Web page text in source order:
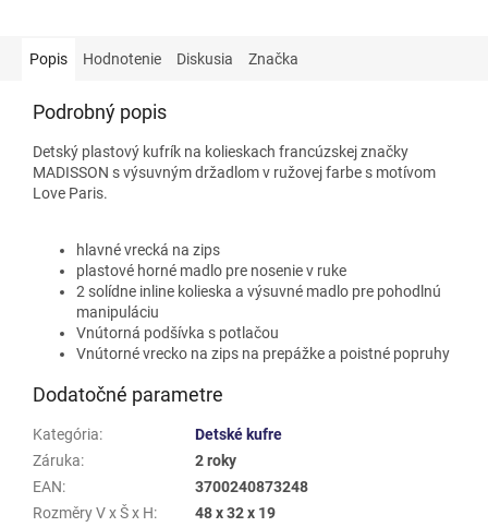
Popis Hodnotenie Diskusia Značka
Podrobný popis
Detský plastový kufrík na kolieskach francúzskej značky
MADISSON s výsuvným držadlom v ružovej farbe s motívom
Love Paris.
hlavné vrecká na zips
plastové horné madlo pre nosenie v ruke
2 solídne inline kolieska a výsuvné madlo pre pohodlnú
manipuláciu
Vnútorná podšívka s potlačou
Vnútorné vrecko na zips na prepážke a poistné popruhy
Dodatočné parametre
Kategória:
Detské kufre
Záruka:
2 roky
EAN:
3700240873248
Rozměry V x Š x H:
48 x 32 x 19